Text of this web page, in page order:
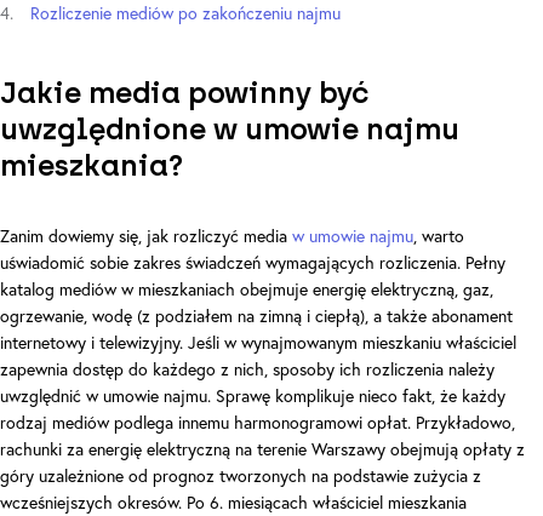
Rozliczenie mediów po zakończeniu najmu
Jakie media powinny być
uwzględnione w umowie najmu
mieszkania?
Zanim dowiemy się, jak rozliczyć media w umowie najmu, warto
uświadomić sobie zakres świadczeń wymagających rozliczenia. Pełny
katalog mediów w mieszkaniach obejmuje energię elektryczną, gaz,
ogrzewanie, wodę (z podziałem na zimną i ciepłą), a także abonament
internetowy i telewizyjny. Jeśli w wynajmowanym mieszkaniu właściciel
zapewnia dostęp do każdego z nich, sposoby ich rozliczenia należy
uwzględnić w umowie najmu. Sprawę komplikuje nieco fakt, że każdy
rodzaj mediów podlega innemu harmonogramowi opłat. Przykładowo,
rachunki za energię elektryczną na terenie Warszawy obejmują opłaty z
góry uzależnione od prognoz tworzonych na podstawie zużycia z
wcześniejszych okresów. Po 6. miesiącach właściciel mieszkania